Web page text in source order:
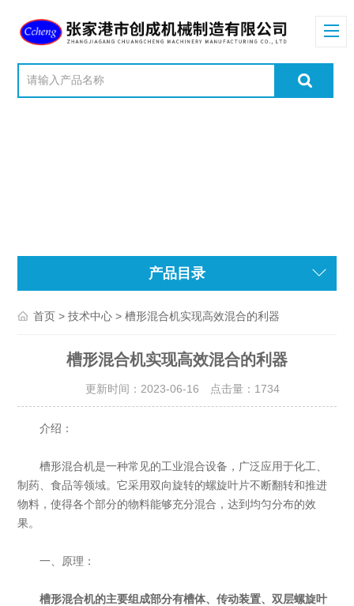
产品目录
首页 >技术中心 > 槽形混合机实现高效混合的利器
槽形混合机实现高效混合的利器
更新时间：2023-06-16 点击量： 1734
介绍：
槽形混合机是一种常见的工业混合设备，广泛应用于化工、
制药、食品等领域。它采用双向旋转的螺旋叶片不断翻转和推进
物料，使得各个部分的物料能够充分混合，达到均匀分布的效
果。
一、原理：
槽形混合机的主要组成部分有槽体、传动装置、双层螺旋叶